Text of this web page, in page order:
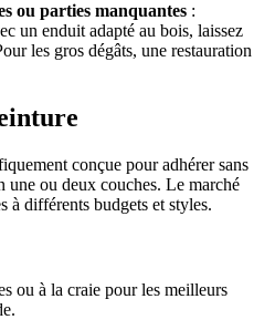
ou parties manquantes :
un enduit adapté au bois, laissez
les gros dégâts, une restauration
conçue pour adhérer sans
une ou deux couches. Le marché
à différents budgets et styles.
ou à la craie pour les meilleurs